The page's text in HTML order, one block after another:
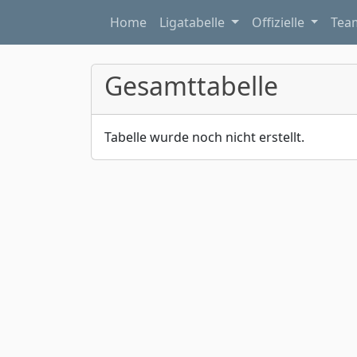
Home Ligatabelle Offizielle
Gesamttabelle
Tabelle wurde noch nicht erstellt.